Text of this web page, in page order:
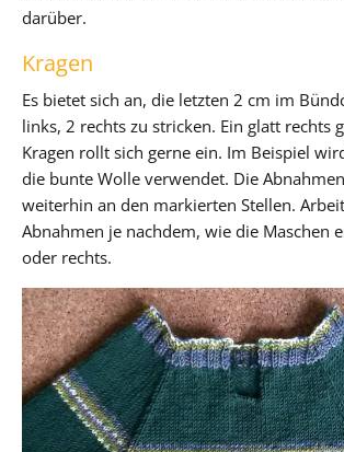
darüber.
Kragen
Es bietet sich an, die letzten 2 cm im
links, 2 rechts zu stricken. Ein glatt rechts
Kragen rollt sich gerne ein. Im Beispiel
die bunte Wolle verwendet. Die
weiterhin an den markierten Stellen.
Abnahmen je nachdem, wie die Maschen
oder rechts.